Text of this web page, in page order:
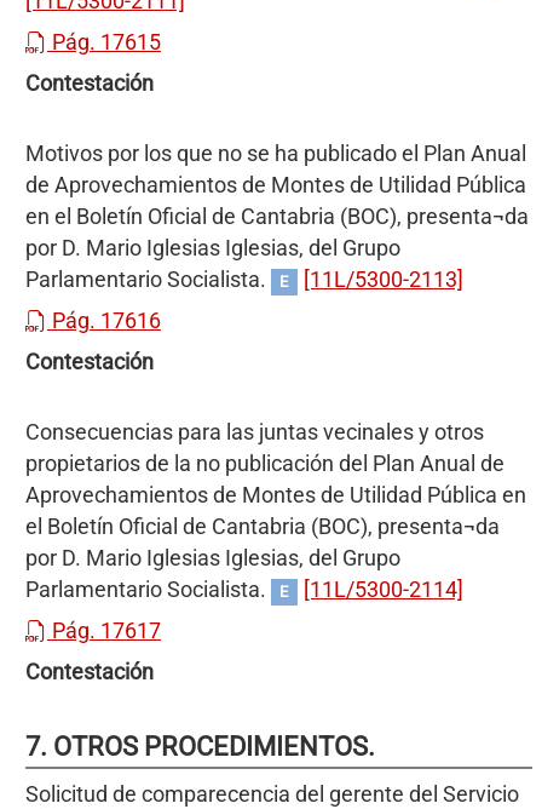
Pág. 17615
Contestación
Motivos por los que no se ha publicado el Plan Anual
de Aprovechamientos de Montes de Utilidad Pública
en el Boletín Oficial de Cantabria (BOC), presenta¬da
por D. Mario Iglesias Iglesias, del Grupo
Parlamentario Socialista.
E
[11L/5300-2113]
Pág. 17616
Contestación
Consecuencias para las juntas vecinales y otros
propietarios de la no publicación del Plan Anual de
Aprovechamientos de Montes de Utilidad Pública en
el Boletín Oficial de Cantabria (BOC), presenta¬da
por D. Mario Iglesias Iglesias, del Grupo
Parlamentario Socialista.
E
[11L/5300-2114]
Pág. 17617
Contestación
7. OTROS PROCEDIMIENTOS.
Solicitud de comparecencia del gerente del Servicio